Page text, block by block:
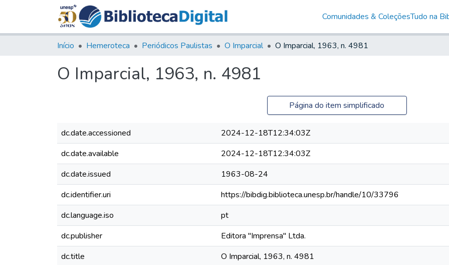
Comunidades & ColeçõesTudo na
Início Hemeroteca Periódicos Paulistas O Imparcial O Imparcial, 1963, n. 4981
O Imparcial, 1963, n. 4981
Página do item simplificado
dc.date.accessioned
2024-12-18T12:34:03Z
dc.date.available
2024-12-18T12:34:03Z
dc.date.issued
1963-08-24
dc.identifier.uri
https://bibdig.biblioteca.unesp.br/handle/10/33796
dc.language.iso
pt
dc.publisher
Editora "Imprensa" Ltda.
dc.title
O Imparcial, 1963, n. 4981